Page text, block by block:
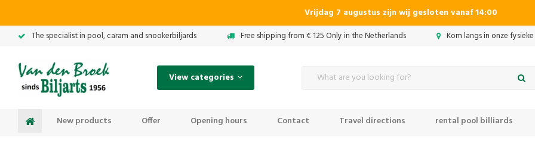
Vrijdag 7 augustus zijn wij gesloten vanaf 14:00
The specialist in pool, caram and snookerbiljards Free shipping from € 125 Only in the Netherlands Kom langs in onze
View categories
New products Offer Opening hours Contact Travel directions rental pool billiards